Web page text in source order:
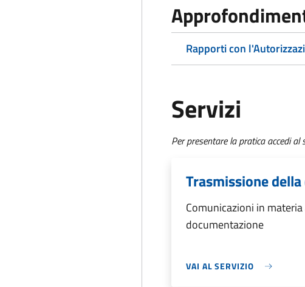
Rapporti con
Servizi
Per presentare la pratica accedi al
Trasmissione
Comunicazioni in
documentazione
VAI AL SERVIZIO